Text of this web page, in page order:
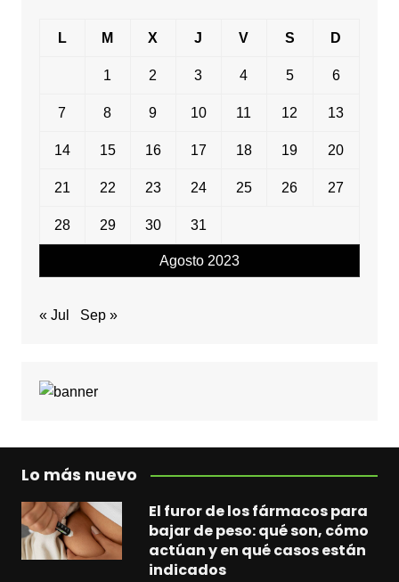
Agosto 2023
L M X J V S D
1 2 3 4 5 6
7 8 9 10 11 12 13
14 15 16 17 18 19 20
21 22 23 24 25 26 27
28 29 30 31
« Jul Sep »
Lo más nuevo
El furor de los fármacos para
bajar de peso: qué son, cómo
actúan y en qué casos están
indicados